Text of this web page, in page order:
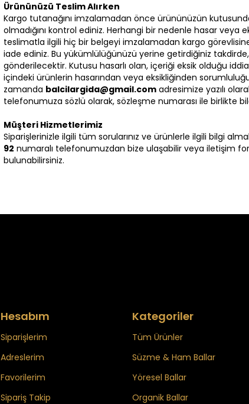
Ürününüzü Teslim Alırken
Kargo tutanağını imzalamadan önce ürününüzün
olmadığını kontrol ediniz. Herhangi bir nedenle hasar veya
teslimatla ilgili hiç bir belgeyi imzalamadan kargo
iade ediniz. Bu yükümlülüğünüzü yerine getirdiğiniz
gönderilecektir. Kutusu hasarlı olan, içeriği eksik olduğu
içindeki ürünlerin hasarından veya eksikliğinden
zamanda balcilargida@gmail.comadresimize yazılı
telefonumuza sözlü olarak, sözleşme numarası ile birlikte
Müşteri Hizmetlerimiz
Siparişlerinizle ilgili tüm sorularınız ve ürünlerle ilgili bilgi
92 numaralı telefonumuzdan bize ulaşabilir veya iletişim
bulunabilirsiniz.
Hesabım
Siparişlerim
Adreslerim
Favorilerim
Sipariş Takip
Kategoriler
Tüm Ürünler
Süzme & Ham Ballar
Yöresel Ballar
Organik Ballar